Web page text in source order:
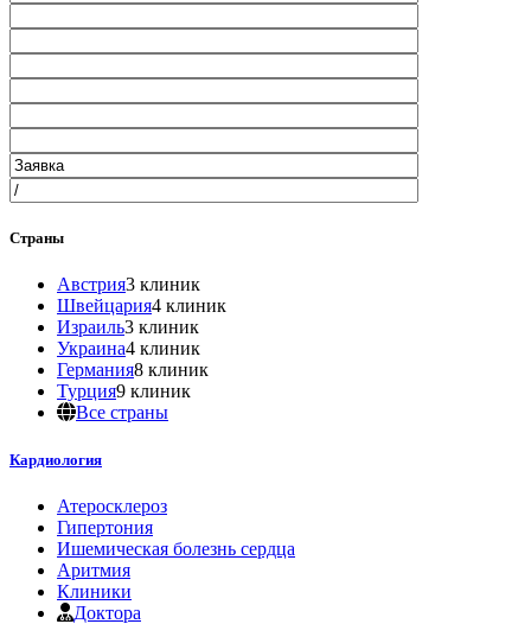
Страны
Австрия3 клиник
Швейцария4 клиник
Израиль3 клиник
Украина4 клиник
Германия8 клиник
Турция9 клиник
Все страны
Кардиология
Атеросклероз
Гипертония
Ишемическая болезнь сердца
Аритмия
Клиники
Доктора